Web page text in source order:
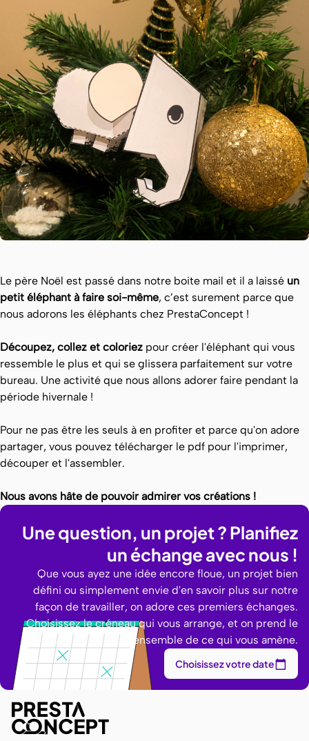
Le père Noël est passé dans notre boite mail et il a laissé un
petit éléphant à faire soi-même, c’est surement parce que
nous adorons les éléphants chez PrestaConcept !
Découpez, collez et coloriez pour créer l'éléphant qui vous
ressemble le plus et qui se glissera parfaitement sur votre
bureau. Une activité que nous allons adorer faire pendant la
période hivernale !
Pour ne pas être les seuls à en profiter et parce qu'on adore
partager, vous pouvez télécharger le pdf pour l'imprimer,
découper et l'assembler.
Nous avons hâte de pouvoir admirer vos créations !
Une question, un projet ? Planifiez
un échange avec nous !
Que vous ayez une idée encore floue, un projet bien
défini ou simplement envie d'en savoir plus sur notre
façon de travailler, on adore ces premiers échanges.
Choisissez le créneau qui vous arrange, et on prend le
temps de discuter ensemble de ce qui vous amène.
Choisissez votre date